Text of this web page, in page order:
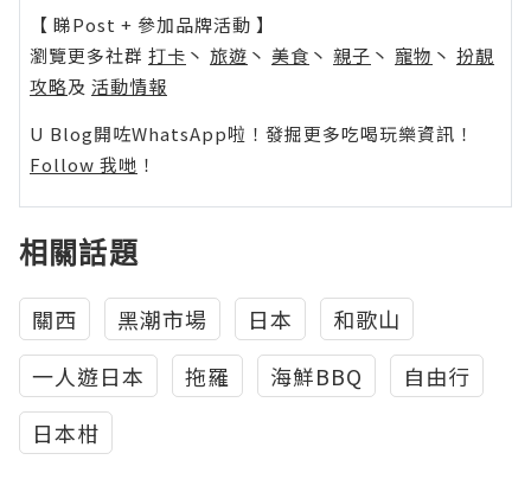
【 睇Post + 參加品牌活動 】
瀏覽更多社群 打卡 丶 旅遊 丶 美食 丶 親子 丶 寵物 丶 扮靚
攻略及 活動情報
U Blog開咗WhatsApp啦！發掘更多吃喝玩樂資訊！
Follow 我哋 ！
相關話題
關西 黑潮市場 日本
和歌山
一人遊日本
拖羅 海鮮BBQ
自由行
日本柑